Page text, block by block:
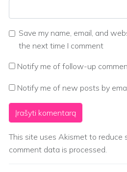
Save my name, email, and
the next time I comment
Notify me of follow-up
Notify me of new posts by
This site uses Akismet to reduce
comment data is processed.